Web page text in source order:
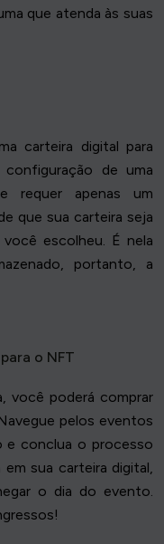
que atenda às suas
carteira digital para
de uma
requer apenas um
que sua carteira seja
escolheu. É nela
portanto, a
o NFT
você poderá comprar
pelos eventos
e conclua o processo
em sua carteira digital,
o dia do evento.